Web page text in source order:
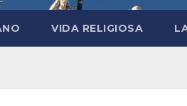
VIDA RELIGIOSA